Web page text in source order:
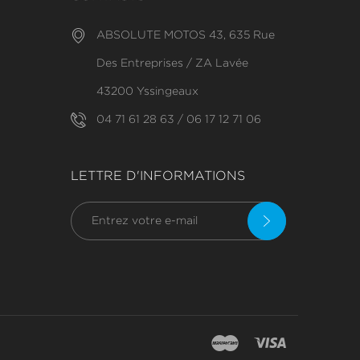
ABSOLUTE MOTOS 43, 635 Rue
Des Entreprises / ZA Lavée
43200 Yssingeaux
04 71 61 28 63 / 06 17 12 71 06
LETTRE D'INFORMATIONS